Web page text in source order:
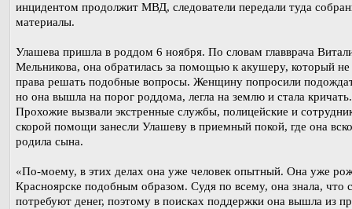
инцидентом продолжит МВД, следователи передали туда
материалы.
Улашева пришла в роддом 6 ноября. По словам главврача
Мельникова, она обратилась за помощью к акушеру, который
права решать подобные вопросы. Женщину попросили
но она вышла на порог роддома, легла на землю и стала кричать.
Прохожие вызвали экстренные службы, полицейские и
скорой помощи занесли Улашеву в приемный покой, где она
родила сына.
«По-моему, в этих делах она уже человек опытный. Она уже
Красноярске подобным образом. Судя по всему, она знала, что
потребуют денег, поэтому в поисках поддержки она вышла из